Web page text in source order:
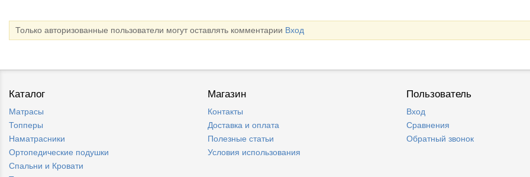
Только авторизованные пользователи могут оставлять комментарии Вход
Каталог
Матрасы
Топперы
Наматрасники
Ортопедические подушки
Спальни и Кровати
Магазин
Контакты
Доставка и оплата
Полезные статьи
Условия использования
Пользователь
Вход
Сравнения
Обратный звонок